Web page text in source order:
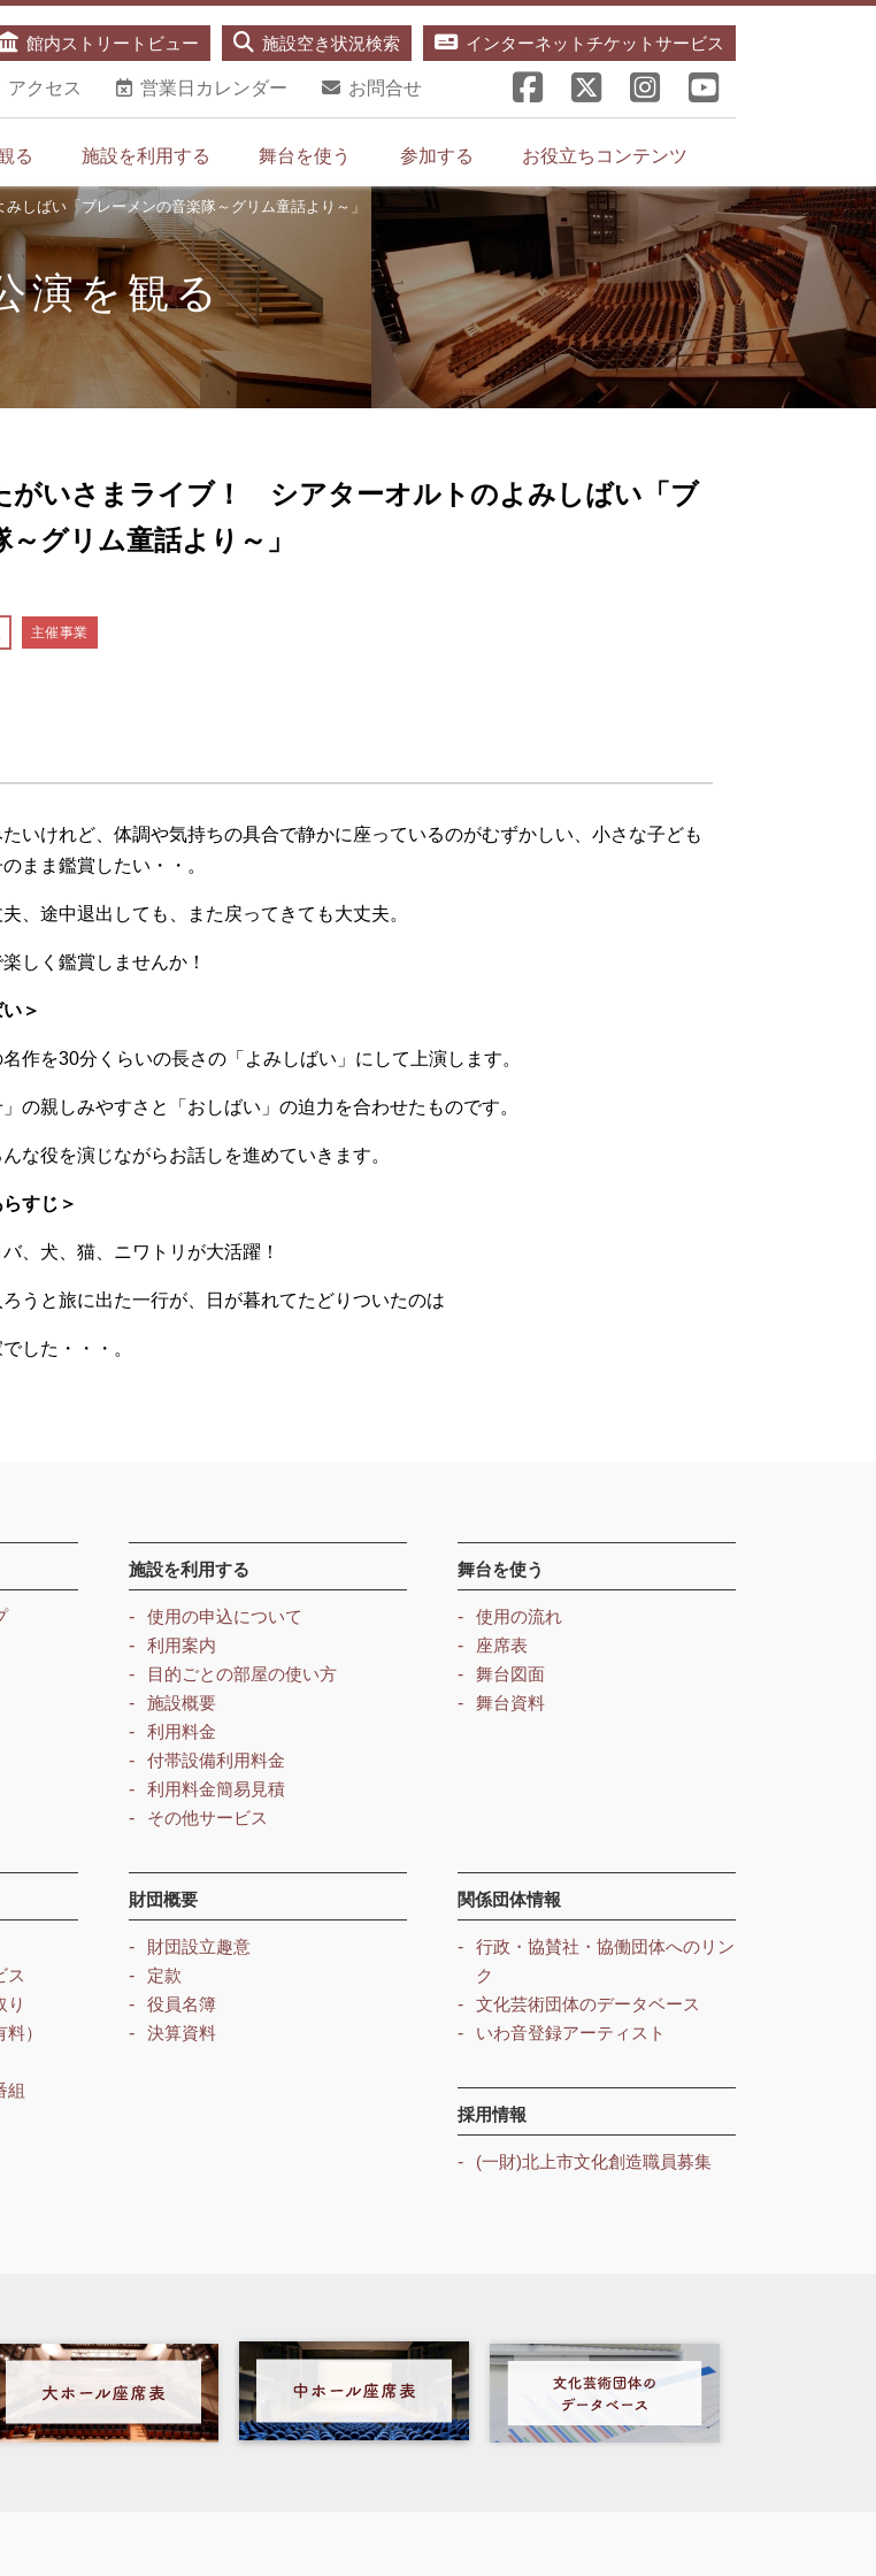
館内ストリートビュー 施設空き状況検索 インターネットチケットサービス
アクセス 営業日カレンダー お問合せ
る 施設を利用する 舞台を使う 参加する お役立ちコンテンツ
演を観る
しばい「ブレーメンの音楽隊～グリム童話より～」
がいさまライブ！ シアターオルトのよみしばい「ブ
グリム童話より～」
主催事業
いけれど、体調や気持ちの具合で静かに座っているのがむずかしい、小さな子ども
まま鑑賞したい・・。
、途中退出しても、また戻ってきても大丈夫。
しく鑑賞しませんか！
＞
作を30分くらいの長さの「よみしばい」にして上演します。
の親しみやすさと「おしばい」の迫力を合わせたものです。
な役を演じながらお話しを進めていきます。
すじ＞
、犬、猫、ニワトリが大活躍！
うと旅に出た一行が、日が暮れてたどりついたのは
した・・・。
施設を利用する
使用の申込について
利用案内
目的ごとの部屋の使い方
施設概要
利用料金
付帯設備利用料金
利用料金簡易見積
その他サービス
舞台を使う
使用の流れ
座席表
舞台図面
舞台資料
ス
り
）
組
財団概要
財団設立趣意
定款
役員名簿
決算資料
関係団体情報
行政・協賛社・協働団体へのリン
ク
文化芸術団体のデータベース
いわ音登録アーティスト
採用情報
(一財)北上市文化創造職員募集